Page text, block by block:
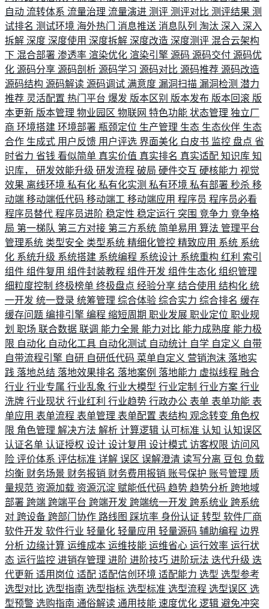
自动 流转体系 流量治理 流量演进 测评 测评对比 测评结果 测
试排名 测试环境 海外热门 消息推送 消息队列 淘汰 深入 深入
拆解 深度 深度使用 深度拆解 深度改造 深度测评 混合云架构
下 混合部署 渗透率 渲染优化 渲染引擎 源码 源码交付 源码优
化 源码分享 源码剖析 源码学习 源码对比 源码推荐 源码改造
源码结构 源码解读 源码调试 满意度 漏洞扫描 漏洞检测 潜力
推荐 灵活配置 热门平台 爆发 版本区别 版本发布 版本回滚 版
本更新 版本管理 物业园区 物联网 特色功能 状态管理 独立厂
商 环境搭建 环境部署 瓶颈定位 生产管理 生态 生态伙伴 生态
合作 生成式 用户反馈 用户评选 界面美化 白皮书 监控 盘点 省
时省力 省钱 看似简单 真实价值 真实排名 真实适配 知识库 知
识库， 研发效能升级 研发流程 破局 硬件交互 硬核能力 视觉
效果 离线环境 私有化 私有化实测 私有环境 私有部署 秒杀 移
动端 移动端低代码 移动端工 移动端应用 程序员 程序员必看
程序员替代 程序员进阶 稳定性 稳定运行 突围 竞争力 竞争格
局 第一梯队 第三方对接 第三方系统 简单易用 算法 管理平台
管理系统 类型安全 类型系统 精细化管控 精致应用 系统 系统
化 系统升级 系统搭建 系统编程 系统设计 系统重构 红利 索引
组件 组件复用 组件封装教程 组件开发 组件生态化 组织管理
细粒度控制 终极榜单 终极盘点 经验分享 结合使用 结构化 统
一开发 统一登录 统筹管理 综合体验 综合实力 综合排名 缓存
缓存问题 编排引擎 编程 缩短周期 职业发展 职业定位 职业规
划 职场 联合数据 联调 能力全景 能力对比 能力成熟度 能力极
限 自动化 自动化工具 自动化测试 自动统计 自学 自定义 自带
自带流程引擎 自研 自研低代码 菜单自定义 营销泡沫 落地实
践 落地总结 落地效果排名 落地案例 落地能力 虚拟线程 融合
行业 行业专属 行业乱象 行业大模型 行业定制 行业方案 行业
洗牌 行业现状 行业红利 行业趋势 行政办公 表单 表单功能 表
单应用 表单流程 表单管理 表单配置 表结构 观念转变 角色权
限 角色管理 解决方法 解析 计算逻辑 认可标准 认知 认知误区
认证名单 认证授权 设计 设计复用 设计模式 访客权限 访问风
险 评价体系 评估标准 详解 误区 误解澄清 读写分离 豆包 负载
均衡 财务场景 财务报销 财务费用报销 账号保护 账号管理 质
量规范 资源加载 资源沉淀 赋能低代码 趋势 趋势分析 跨地域
部署 跨端 跨端平台 跨端开发 跨端统一开发 跨系统业 跨系统
对 跨设备 跨部门协作 路线图 踩坑率 身份认证 转型 软件厂商
软件开发 软件行业 轻量化 轻量应用 轻量源码 辅助编程 边界
分析 边缘计算 运维成本 运维技能 运维省心 运行效率 运行状
态 运行监控 进销存管理 进阶 进阶技巧 进阶玩法 迭代升级 迭
代更新 适用岗位 适配 适配信创环境 适配能力 选型 选型参考
选型对比 选型指南 选型指标 选型标准 选型流程 选型误区 选
型预警 选购指南 通俗解读 通用技能 速度优化 逻辑 避免冲突